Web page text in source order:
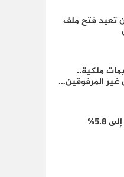
تعيد فتح ملف
ملكية..
غير المرفوقين…